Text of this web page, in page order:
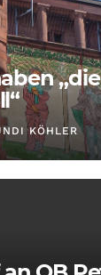
„die
KÖHLER